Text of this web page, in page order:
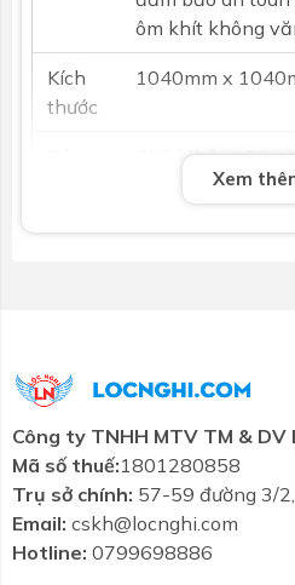
ôm khít không
Kích
thước
1040mm x
Chính hãng 02
Phụ
Bao gồm bộ xả
+ Chất liệu Acrylic: Nhựa
+ Chất liệu Milk Pearl
+ Chất liệu Galaxy: Siêu trắng
Xem
Công ty TNHH MTV TM & DV
Mã số thuế:1801280858
Trụ sở chính: 57-59 đường 3/
Email: cskh@locnghi.com
Hotline: 0799698886